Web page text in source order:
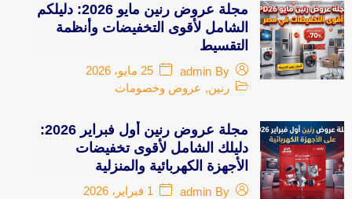
مجلة عروض رنين مايو 2026: دليلكم
الشامل لأقوى التخفيضات وأنظمة
التقسيط
By
admin
25 مايو، 2026
رنين, عروض وخصومات
مجلة عروض رنين أول فبراير 2026:
دليلك الشامل لأقوى تخفيضات
الأجهزة الكهربائية والمنزلية
By
admin
1 فبراير، 2026